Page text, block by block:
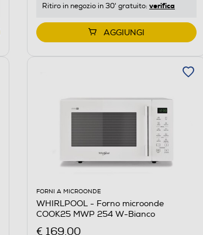
Ritiro in negozio in 30' gratuito: verifica
AGGIUNGI
FORNI A MICROONDE
WHIRLPOOL - Forno microonde
COOK25 MWP 254 W-Bianco
€ 169,00